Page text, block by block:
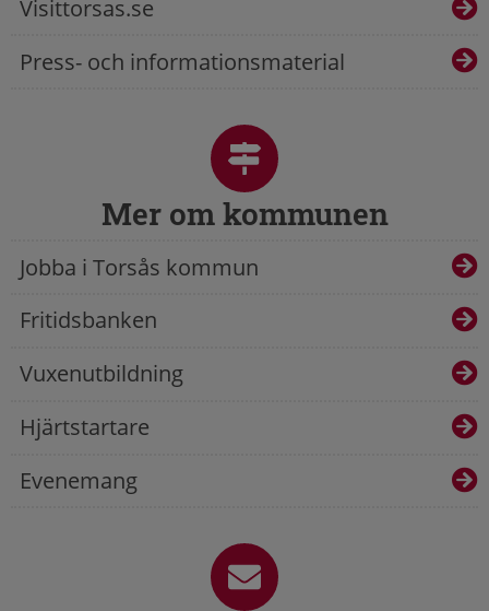
Visittorsas.se
Press- och informationsmaterial
Mer om kommunen
Jobba i Torsås kommun
Fritidsbanken
Vuxenutbildning
Hjärtstartare
Evenemang